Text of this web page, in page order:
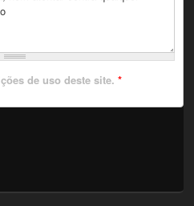
de uso deste site.*